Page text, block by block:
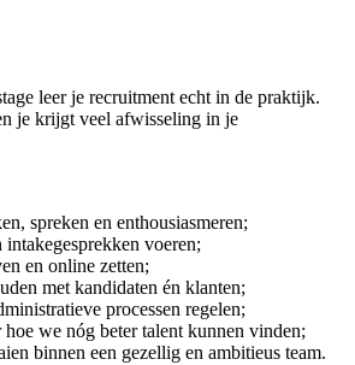
leer je recruitment echt in de praktijk.
je krijgt veel afwisseling in je
spreken en enthousiasmeren;
intakegesprekken voeren;
en online zetten;
met kandidaten én klanten;
processen regelen;
we nóg beter talent kunnen vinden;
binnen een gezellig en ambitieus team.